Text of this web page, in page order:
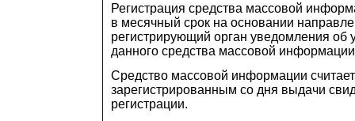
Регистрация средства массовой
в месячный срок на основании
регистрирующий орган уведомления об
данного средства массовой
Средство массовой информации
зарегистрированным со дня выдачи
регистрации.